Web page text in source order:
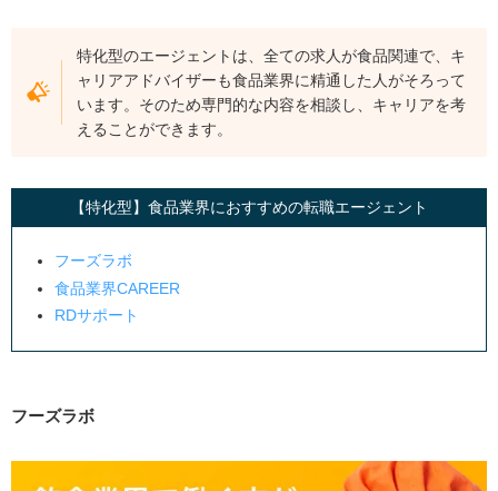
特化型のエージェントは、全ての求人が食品関連で、キ
ャリアアドバイザーも食品業界に精通した人がそろって
います。そのため専門的な内容を相談し、キャリアを考
えることができます。
【特化型】食品業界におすすめの転職エージェント
フーズラボ
食品業界CAREER
RDサポート
フーズラボ